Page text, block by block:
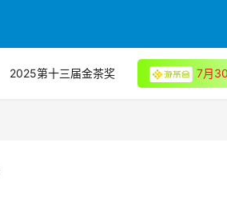
2025第十三届金茶奖 7月